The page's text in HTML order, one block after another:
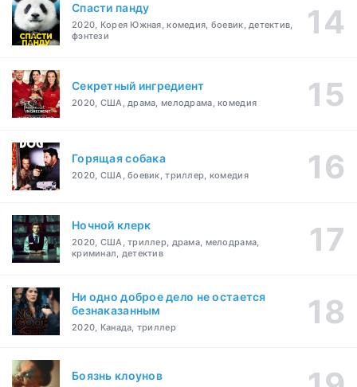
Спасти панду
2020, Корея Южная, комедия, боевик, детектив,
фэнтези
Секретный ингредиент
2020, США, драма, мелодрама, комедия
Горящая собака
2020, США, боевик, триллер, комедия
Ночной клерк
2020, США, триллер, драма, мелодрама,
криминал, детектив
Ни одно доброе дело не остается
безнаказанным
2020, Канада, триллер
Боязнь клоунов